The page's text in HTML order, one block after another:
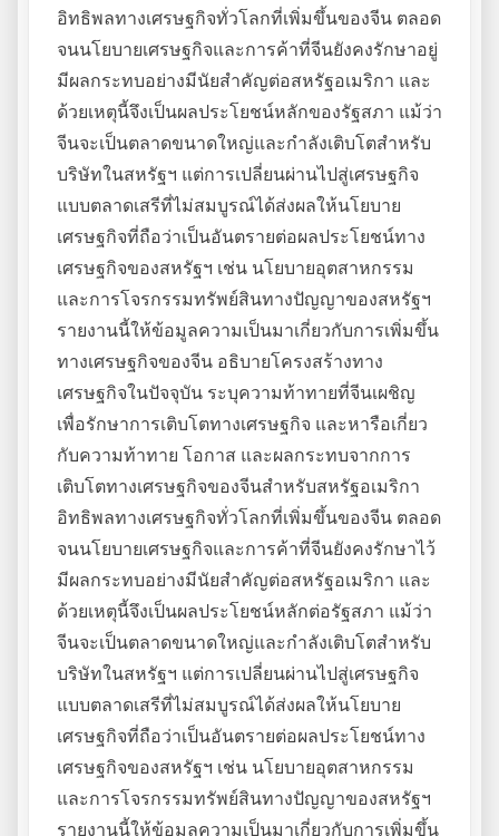
อิทธิพลทางเศรษฐกิจทั่วโลกที่เพิ่มขึ้นของจีน ตลอด
จนนโยบายเศรษฐกิจและการค้าที่จีนยังคงรักษาอยู่
มีผลกระทบอย่างมีนัยสำคัญต่อสหรัฐอเมริกา และ
ด้วยเหตุนี้จึงเป็นผลประโยชน์หลักของรัฐสภา แม้ว่า
จีนจะเป็นตลาดขนาดใหญ่และกำลังเติบโตสำหรับ
บริษัทในสหรัฐฯ แต่การเปลี่ยนผ่านไปสู่เศรษฐกิจ
แบบตลาดเสรีที่ไม่สมบูรณ์ได้ส่งผลให้นโยบาย
เศรษฐกิจที่ถือว่าเป็นอันตรายต่อผลประโยชน์ทาง
เศรษฐกิจของสหรัฐฯ เช่น นโยบายอุตสาหกรรม
และการโจรกรรมทรัพย์สินทางปัญญาของสหรัฐฯ
รายงานนี้ให้ข้อมูลความเป็นมาเกี่ยวกับการเพิ่มขึ้น
ทางเศรษฐกิจของจีน อธิบายโครงสร้างทาง
เศรษฐกิจในปัจจุบัน ระบุความท้าทายที่จีนเผชิญ
เพื่อรักษาการเติบโตทางเศรษฐกิจ และหารือเกี่ยว
กับความท้าทาย โอกาส และผลกระทบจากการ
เติบโตทางเศรษฐกิจของจีนสำหรับสหรัฐอเมริกา
อิทธิพลทางเศรษฐกิจทั่วโลกที่เพิ่มขึ้นของจีน ตลอด
จนนโยบายเศรษฐกิจและการค้าที่จีนยังคงรักษาไว้
มีผลกระทบอย่างมีนัยสำคัญต่อสหรัฐอเมริกา และ
ด้วยเหตุนี้จึงเป็นผลประโยชน์หลักต่อรัฐสภา แม้ว่า
จีนจะเป็นตลาดขนาดใหญ่และกำลังเติบโตสำหรับ
บริษัทในสหรัฐฯ แต่การเปลี่ยนผ่านไปสู่เศรษฐกิจ
แบบตลาดเสรีที่ไม่สมบูรณ์ได้ส่งผลให้นโยบาย
เศรษฐกิจที่ถือว่าเป็นอันตรายต่อผลประโยชน์ทาง
เศรษฐกิจของสหรัฐฯ เช่น นโยบายอุตสาหกรรม
และการโจรกรรมทรัพย์สินทางปัญญาของสหรัฐฯ
รายงานนี้ให้ข้อมูลความเป็นมาเกี่ยวกับการเพิ่มขึ้น